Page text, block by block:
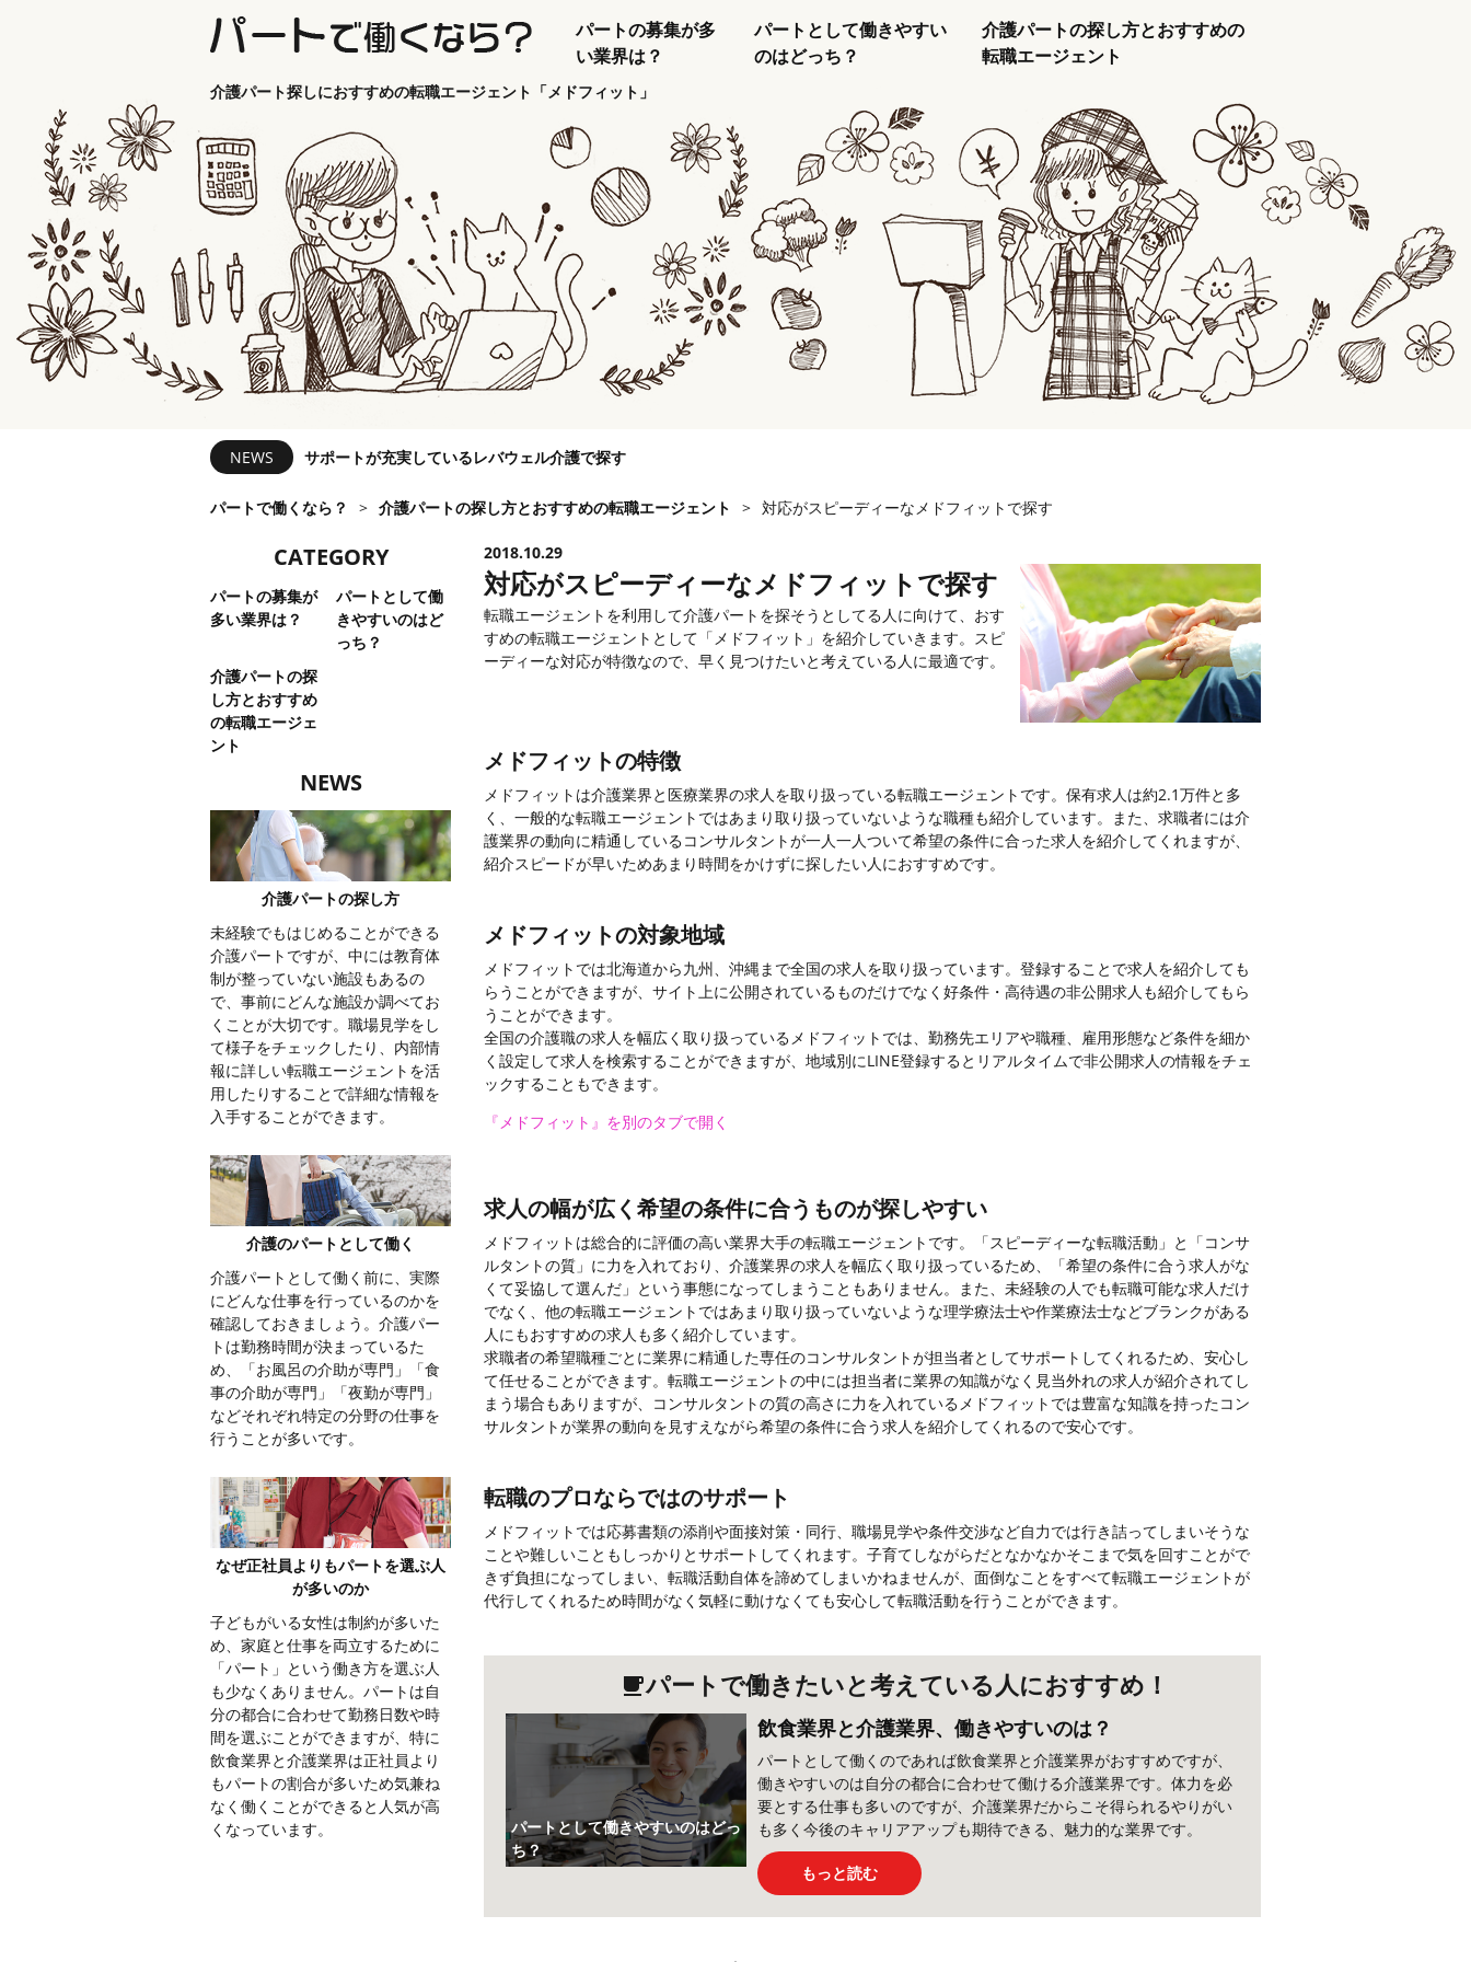
パートの募集が多
い業界は？
パートとして働きやすい
のはどっち？
介護パートの探し方とおすすめの
転職エージェント
介護パート探しにおすすめの転職エージェント「メドフィット」
NEWS サポートが充実しているレバウェル介護で探す
パートで働くなら？ > 介護パートの探し方とおすすめの転職エージェント > 対応がスピーディーなメドフィットで探す
2018.10.29
対応がスピーディーなメドフィットで探す
転職エージェントを利用して介護パートを探そうとしてる人に向けて、おす
すめの転職エージェントとして「メドフィット」を紹介していきます。スピ
ーディーな対応が特徴なので、早く見つけたいと考えている人に最適です。
メドフィットの特徴
メドフィットは介護業界と医療業界の求人を取り扱っている転職エージェントです。保有求人は約2.1万件と多
く、一般的な転職エージェントではあまり取り扱っていないような職種も紹介しています。また、求職者には介
護業界の動向に精通しているコンサルタントが一人一人ついて希望の条件に合った求人を紹介してくれますが、
紹介スピードが早いためあまり時間をかけずに探したい人におすすめです。
メドフィットの対象地域
メドフィットでは北海道から九州、沖縄まで全国の求人を取り扱っています。登録することで求人を紹介しても
らうことができますが、サイト上に公開されているものだけでなく好条件・高待遇の非公開求人も紹介してもら
うことができます。
全国の介護職の求人を幅広く取り扱っているメドフィットでは、勤務先エリアや職種、雇用形態など条件を細か
く設定して求人を検索することができますが、地域別にLINE登録するとリアルタイムで非公開求人の情報をチェ
ックすることもできます。
『メドフィット』を別のタブで開く
求人の幅が広く希望の条件に合うものが探しやすい
メドフィットは総合的に評価の高い業界大手の転職エージェントです。「スピーディーな転職活動」と「コンサ
ルタントの質」に力を入れており、介護業界の求人を幅広く取り扱っているため、「希望の条件に合う求人がな
くて妥協して選んだ」という事態になってしまうこともありません。また、未経験の人でも転職可能な求人だけ
でなく、他の転職エージェントではあまり取り扱っていないような理学療法士や作業療法士などブランクがある
人にもおすすめの求人も多く紹介しています。
求職者の希望職種ごとに業界に精通した専任のコンサルタントが担当者としてサポートしてくれるため、安心し
て任せることができます。転職エージェントの中には担当者に業界の知識がなく見当外れの求人が紹介されてし
まう場合もありますが、コンサルタントの質の高さに力を入れているメドフィットでは豊富な知識を持ったコン
サルタントが業界の動向を見すえながら希望の条件に合う求人を紹介してくれるので安心です。
転職のプロならではのサポート
メドフィットでは応募書類の添削や面接対策・同行、職場見学や条件交渉など自力では行き詰ってしまいそうな
ことや難しいこともしっかりとサポートしてくれます。子育てしながらだとなかなかそこまで気を回すことがで
きず負担になってしまい、転職活動自体を諦めてしまいかねませんが、面倒なことをすべて転職エージェントが
代行してくれるため時間がなく気軽に動けなくても安心して転職活動を行うことができます。
free_breakfastパートで働きたいと考えている人におすすめ！
パートとして働きやすいのはどっ
ち？
飲食業界と介護業界、働きやすいのは？
パートとして働くのであれば飲食業界と介護業界がおすすめですが、
働きやすいのは自分の都合に合わせて働ける介護業界です。体力を必
要とする仕事も多いのですが、介護業界だからこそ得られるやりがい
も多く今後のキャリアアップも期待できる、魅力的な業界です。
もっと読む
CATEGORY
パートの募集が
多い業界は？
パートとして働
きやすいのはど
っち？
介護パートの探
し方とおすすめ
の転職エージェ
ント
NEWS
介護パートの探し方
未経験でもはじめることができる
介護パートですが、中には教育体
制が整っていない施設もあるの
で、事前にどんな施設か調べてお
くことが大切です。職場見学をし
て様子をチェックしたり、内部情
報に詳しい転職エージェントを活
用したりすることで詳細な情報を
入手することができます。
介護のパートとして働く
介護パートとして働く前に、実際
にどんな仕事を行っているのかを
確認しておきましょう。介護パー
トは勤務時間が決まっているた
め、「お風呂の介助が専門」「食
事の介助が専門」「夜勤が専門」
などそれぞれ特定の分野の仕事を
行うことが多いです。
なぜ正社員よりもパートを選ぶ人
が多いのか
子どもがいる女性は制約が多いた
め、家庭と仕事を両立するために
「パート」という働き方を選ぶ人
も少なくありません。パートは自
分の都合に合わせて勤務日数や時
間を選ぶことができますが、特に
飲食業界と介護業界は正社員より
もパートの割合が多いため気兼ね
なく働くことができると人気が高
くなっています。